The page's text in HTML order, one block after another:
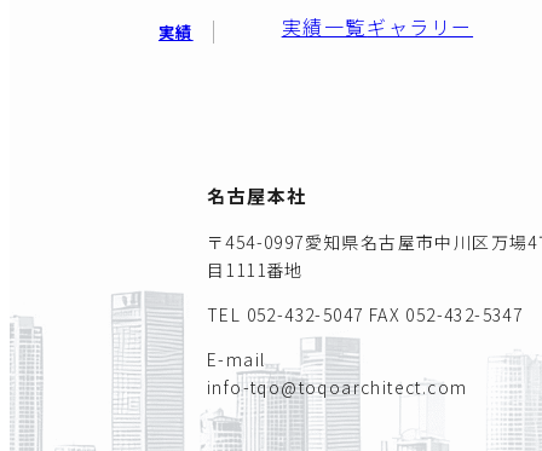
実績 実績一覧ギャラリー
名古屋本社
〒454-0997愛知県名古屋市中川区万場
目1111番地
TEL 052-432-5047 FAX 052-432-5347
E-mail
info-tqo@toqoarchitect.com